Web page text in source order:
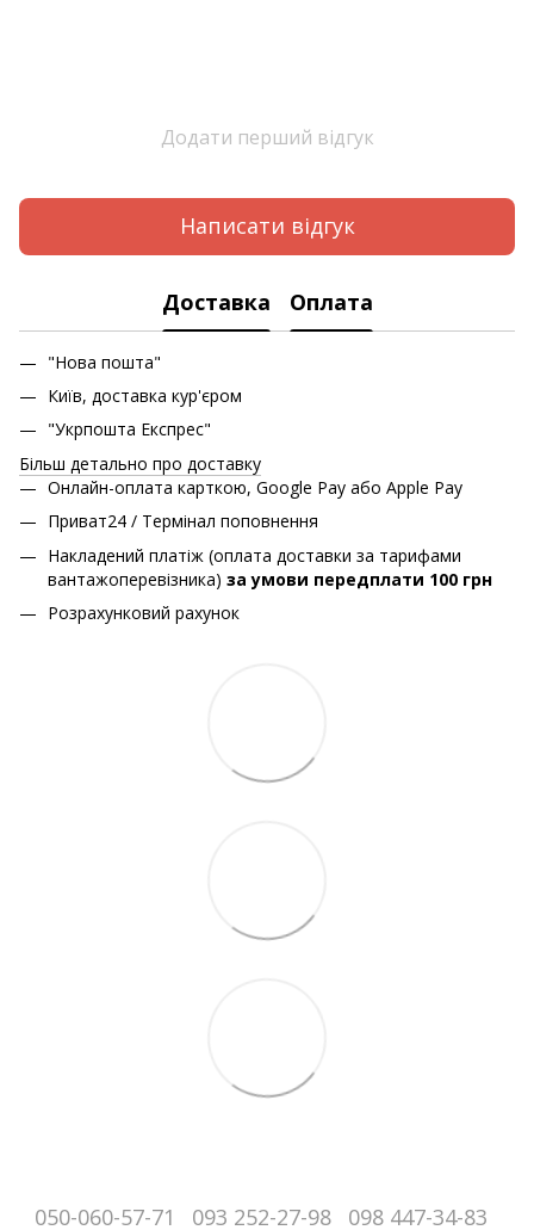
Додати перший відгук
Написати відгук
Доставка Оплата
"Нова пошта"
Київ, доставка кур'єром
"Укрпошта Експрес"
Більш детально про доставку
Онлайн-оплата карткою, Google Pay або Apple Pay
Приват24 / Термінал поповнення
Накладений платіж (оплата доставки за тарифами
вантажоперевізника) за умови передплати 100 грн
Розрахунковий рахунок
050-060-57-71 093 252-27-98 098 447-34-83